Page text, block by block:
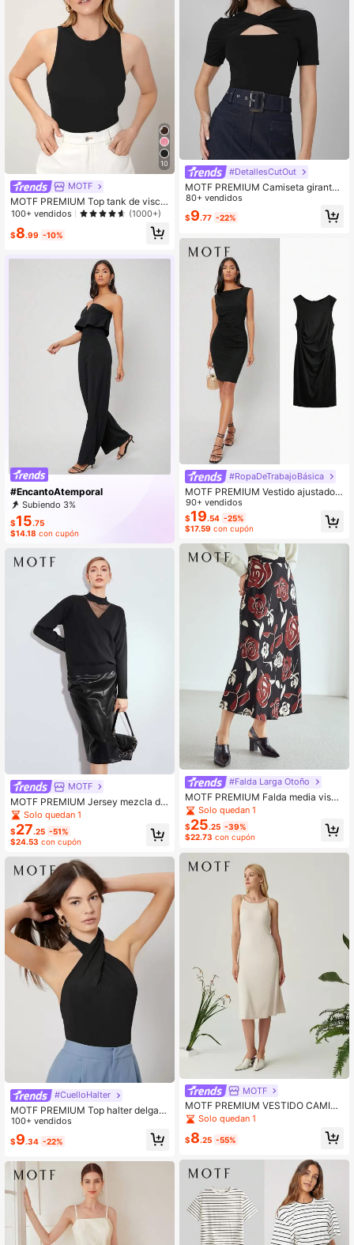
10
MOTF
MOTF PREMIUM Top tank de visco
sa
100+ vendidos (1000+)
$8.99 -10%
#EncantoAtemporal
Subiendo 3%
$15.75
$14.18 con cupón
MOTF
MOTF PREMIUM Jersey mezcla de
lana de cuello alto
Solo quedan 1
$27.25 -51%
$24.53 con cupón
#CuelloHalter
MOTF PREMIUM Top halter delgad
o
100+ vendidos
$9.34 -22%
#DetallesCutOut
MOTF PREMIUM Camiseta girante
delantero con abertura de cuello co
n abertura de ojo
80+ vendidos
$9.77 -22%
#RopaDeTrabajoBásica
MOTF PREMIUM Vestido ajustado r
eunido de viscosa
90+ vendidos
$19.54 -25%
$17.59 con cupón
#Falda Larga Otoño
MOTF PREMIUM Falda media visco
sa con diseño de cadena
Solo quedan 1
$25.25 -39%
$22.73 con cupón
MOTF
MOTF PREMIUM VESTIDO CAMISE
RO DE RAYON ACANALADO
Solo quedan 1
$8.25 -55%